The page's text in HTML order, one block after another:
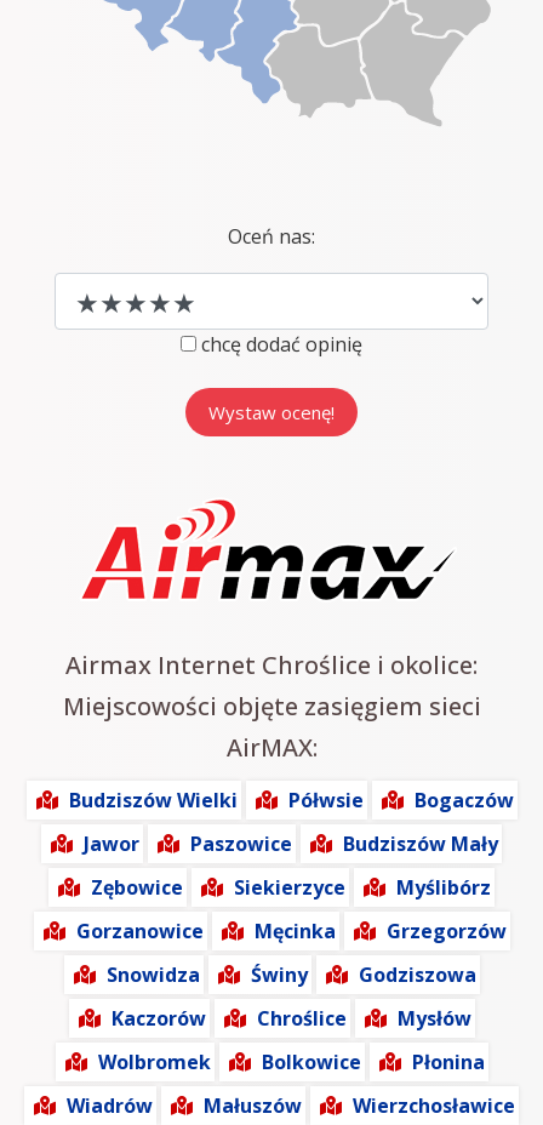
Oceń nas:
chcę dodać opinię
Airmax Internet Chroślice i okolice:
Miejscowości objęte zasięgiem sieci
AirMAX:
Budziszów Wielki Półwsie
Bogaczów
Jawor
Paszowice
Budziszów Mały
Zębowice
Siekierzyce
Myślibórz
Gorzanowice
Męcinka
Grzegorzów
Snowidza
Świny
Godziszowa
Kaczorów
Chroślice
Mysłów
Wolbromek
Bolkowice
Płonina
Wiadrów
Małuszów
Wierzchosławice